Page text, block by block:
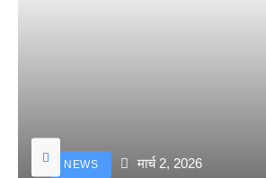
NEWS मार्च 2, 2026